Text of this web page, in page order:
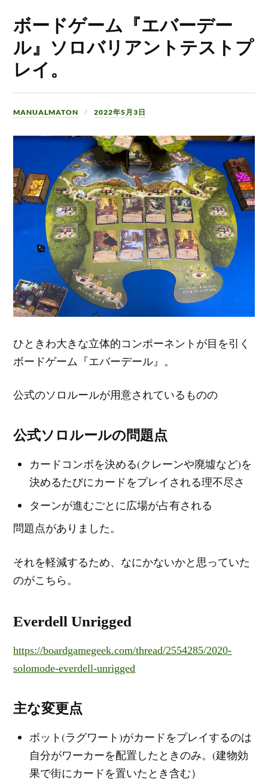
ボードゲーム『エバーデー
ル』ソロバリアントテストプ
レイ。
MANUALMATON 2022年5月3日
ひときわ大きな立体的コンポーネントが目を引く
ボードゲーム『エバーデール』。
公式のソロルールが用意されているものの
公式ソロルールの問題点
カードコンボを決める(クレーンや廃墟など)を
決めるたびにカードをプレイされる理不尽さ
ターンが進むごとに広場が占有される
問題点がありました。
それを軽減するため、なにかないかと思っていた
のがこちら。
Everdell Unrigged
https://boardgamegeek.com/thread/2554285/2020-
solomode-everdell-unrigged
主な変更点
ボット(ラグワート)がカードをプレイするのは
自分がワーカーを配置したときのみ。(建物効
果で街にカードを置いたとき含む）